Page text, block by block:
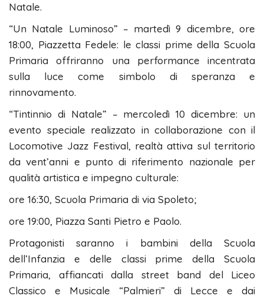
Natale.
“Un Natale Luminoso” – martedì 9 dicembre, ore
18:00, Piazzetta Fedele: le classi prime della Scuola
Primaria offriranno una performance incentrata
sulla luce come simbolo di speranza e
rinnovamento.
“Tintinnio di Natale” – mercoledì 10 dicembre: un
evento speciale realizzato in collaborazione con il
Locomotive Jazz Festival, realtà attiva sul territorio
da vent’anni e punto di riferimento nazionale per
qualità artistica e impegno culturale:
ore 16:30, Scuola Primaria di via Spoleto;
ore 19:00, Piazza Santi Pietro e Paolo.
Protagonisti saranno i bambini della Scuola
dell’Infanzia e delle classi prime della Scuola
Primaria, affiancati dalla street band del Liceo
Classico e Musicale “Palmieri” di Lecce e dai